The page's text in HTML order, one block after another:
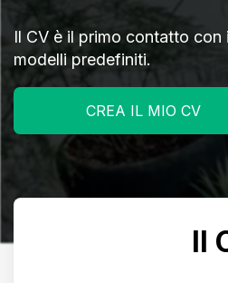
Il CV è il primo contatto
modelli predefiniti.
CREA IL MIO CV
Il